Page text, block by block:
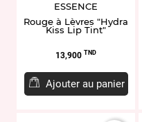
ESSENCE
Rouge à Lèvres "Hydra
Kiss Lip Tint"
Prix
13,900 TND
Ajouter au panier